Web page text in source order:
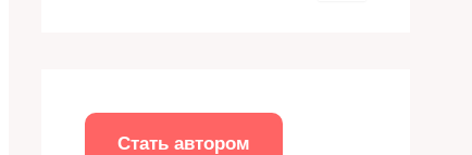
Стать автором